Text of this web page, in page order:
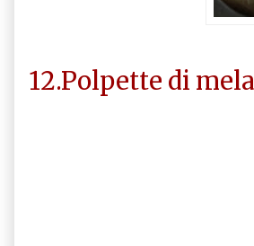
12.Polpette di